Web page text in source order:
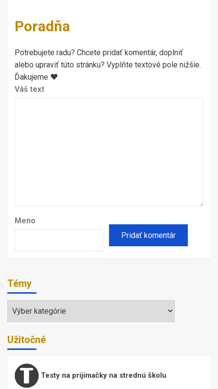
Poradňa
Potrebujete radu? Chcete pridať komentár, doplniť
alebo upraviť túto stránku? Vyplňte textové pole nižšie.
Ďakujeme ♥
Váš text
Meno
Témy
Témy
Užitočné
Testy na prijímačky na strednú školu